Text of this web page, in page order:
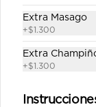
Extra Masago
+$1.300
Extra
+$1.300